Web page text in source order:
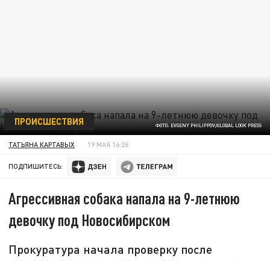
ФОТО: EVGENY PHILIPPOV/GLOBAL LOOK PRESS
ПРОИСШЕСТВИЯ
ТАТЬЯНА КАРТАВЫХ 19 МАЯ 16:26
ПОДПИШИТЕСЬ:
Агрессивная собака напала на 9-летнюю
девочку под Новосибирском
Прокуратура начала проверку после